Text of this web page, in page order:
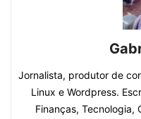
Jornalista, produtor de
Linux e Wordpress.
Finanças, Tecnologia,